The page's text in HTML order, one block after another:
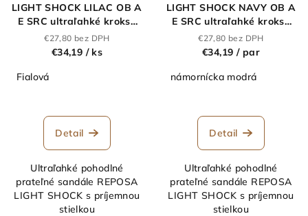
LIGHT SHOCK LILAC OB A
E SRC ultraľahké kroksy
fialové
€27,80 bez DPH
€34,19 / ks
Fialová
Detail
Ultraľahké pohodlné
prateľné sandále REPOSA
LIGHT SHOCK s príjemnou
stielkou
LIGHT SHOCK NAVY OB A
E SRC ultraľahké kroksy
modré
€27,80 bez DPH
€34,19 / par
námornícka modrá
Detail
Ultraľahké pohodlné
prateľné sandále REPOSA
LIGHT SHOCK s príjemnou
stielkou